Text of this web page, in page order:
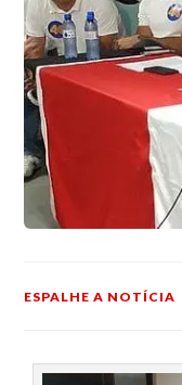
ESPALHE A NOTÍCIA